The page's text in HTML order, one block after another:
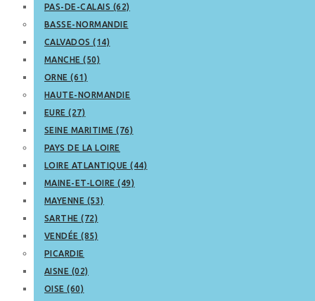
PAS-DE-CALAIS (62)
BASSE-NORMANDIE
CALVADOS (14)
MANCHE (50)
ORNE (61)
HAUTE-NORMANDIE
EURE (27)
SEINE MARITIME (76)
PAYS DE LA LOIRE
LOIRE ATLANTIQUE (44)
MAINE-ET-LOIRE (49)
MAYENNE (53)
SARTHE (72)
VENDÉE (85)
PICARDIE
AISNE (02)
OISE (60)